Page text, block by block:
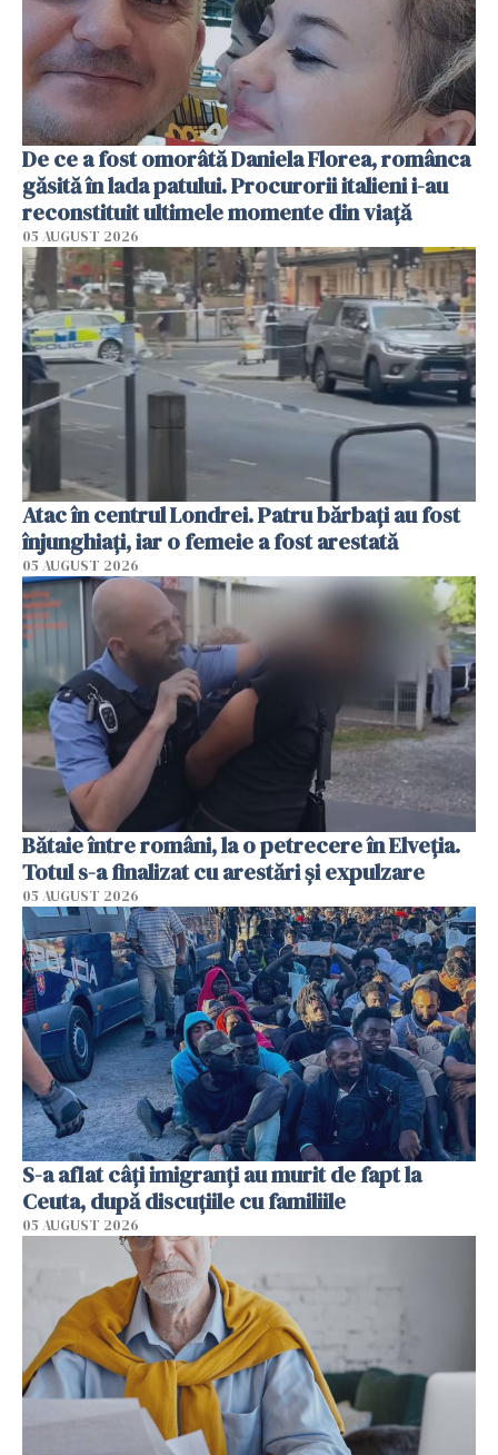
De ce a fost omorâtă Daniela Florea, românca
găsită în lada patului. Procurorii italieni i-au
reconstituit ultimele momente din viață
05 AUGUST 2026
Atac în centrul Londrei. Patru bărbați au fost
înjunghiați, iar o femeie a fost arestată
05 AUGUST 2026
Bătaie între români, la o petrecere în Elveția.
Totul s-a finalizat cu arestări și expulzare
05 AUGUST 2026
S-a aflat câți imigranți au murit de fapt la
Ceuta, după discuțiile cu familiile
05 AUGUST 2026